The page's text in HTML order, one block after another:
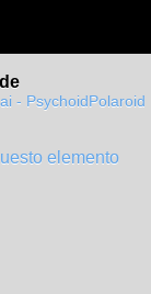
- PsychoidPolaroid
elemento